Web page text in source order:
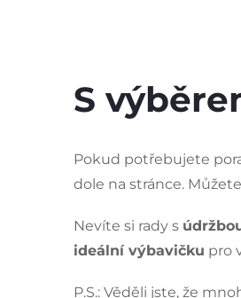
S
Pokud potřebujete
dole na stránce.
Nevíte si rady s
ideální výbavičku pro
P.S.: Věděli jste, že